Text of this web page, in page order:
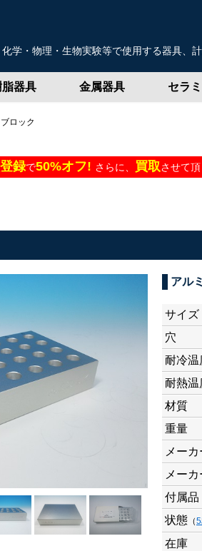
学・物理・生物実験等で使用する器具、
脂器具 金属器具 セラ
ロック
録で50%オフ! さらに、 買取させて頂
アル
サイズ
穴
耐冷温
耐熱温
材質
重量
メー
メー
付属品
状態 （
在庫